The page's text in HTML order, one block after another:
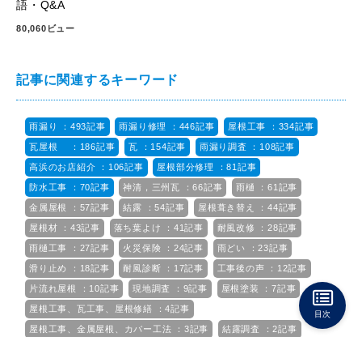
語・Q&A
80,060ビュー
記事に関連するキーワード
雨漏り ：493記事 雨漏り修理 ：446記事 屋根工事 ：334記事
瓦屋根 ：186記事 瓦 ：154記事 雨漏り調査 ：108記事
高浜のお店紹介 ：106記事 屋根部分修理 ：81記事
防水工事 ：70記事 神清，三州瓦 ：66記事 雨樋 ：61記事
金属屋根 ：57記事 結露 ：54記事 屋根葺き替え ：44記事
屋根材 ：43記事 落ち葉よけ ：41記事 耐風改修 ：28記事
雨樋工事 ：27記事 火災保険 ：24記事 雨どい ：23記事
滑り止め ：18記事 耐風診断 ：17記事 工事後の声 ：12記事
片流れ屋根 ：10記事 現地調査 ：9記事 屋根塗装 ：7記事
屋根工事、瓦工事、屋根修繕 ：4記事
屋根工事、金属屋根、カバー工法 ：3記事 結露調査 ：2記事
目次